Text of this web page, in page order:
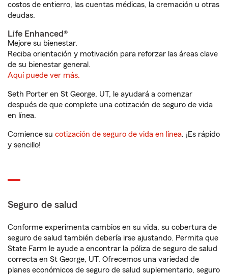
costos de entierro, las cuentas médicas, la cremación u otras
deudas.
Life Enhanced®
Mejore su bienestar.
Reciba orientación y motivación para reforzar las áreas clave
de su bienestar general.
Aquí puede ver más.
Seth Porter en St George, UT, le ayudará a comenzar
después de que complete una cotización de seguro de vida
en línea.
Comience su cotización de seguro de vida en línea. ¡Es rápido
y sencillo!
Seguro de salud
Conforme experimenta cambios en su vida, su cobertura de
seguro de salud también debería irse ajustando. Permita que
State Farm le ayude a encontrar la póliza de seguro de salud
correcta en St George, UT. Ofrecemos una variedad de
planes económicos de seguro de salud suplementario, seguro